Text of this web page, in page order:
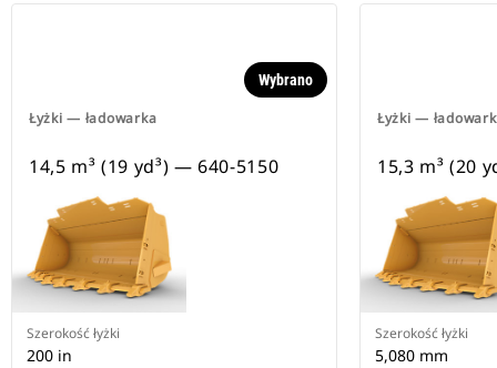
Łyżki — ładowarka
Wybrano
14,5 m³ (19 yd³) — 640-5150
Szerokość łyżki
200 in
Łyżki —
15,3 m³ (20
Szerokość łyżki
5,080 mm